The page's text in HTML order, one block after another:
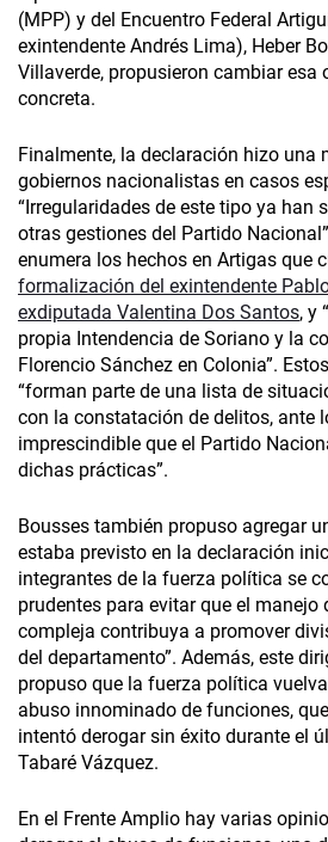
(MPP) y del Encuentro Federal
exintendente Andrés Lima), Heber
Villaverde, propusieron cambiar esa
concreta.
Finalmente, la declaración hizo una
gobiernos nacionalistas en casos
“Irregularidades de este tipo ya han
otras gestiones del Partido
enumera los hechos en Artigas que
formalización del exintendente
exdiputada Valentina Dos Santos, y
propia Intendencia de Soriano y la
Florencio Sánchez en Colonia”.
“forman parte de una lista de
con la constatación de delitos, ante
imprescindible que el Partido
dichas prácticas”.
Bousses también propuso agregar
estaba previsto en la declaración
integrantes de la fuerza política se
prudentes para evitar que el manejo
compleja contribuya a promover
del departamento”. Además, este
propuso que la fuerza política
abuso innominado de funciones,
intentó derogar sin éxito durante el
Tabaré Vázquez.
En el Frente Amplio hay varias